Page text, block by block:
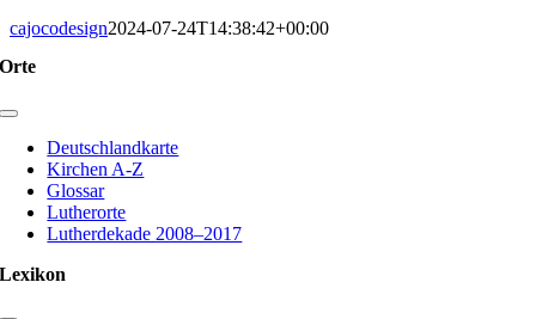
cajocodesign2024-07-24T14:38:42+00:00
Orte
Toggle
NavigationDeutschlandkarte
Kirchen A-Z
Glossar
Lutherorte
Lutherdekade 2008–2017
Lexikon